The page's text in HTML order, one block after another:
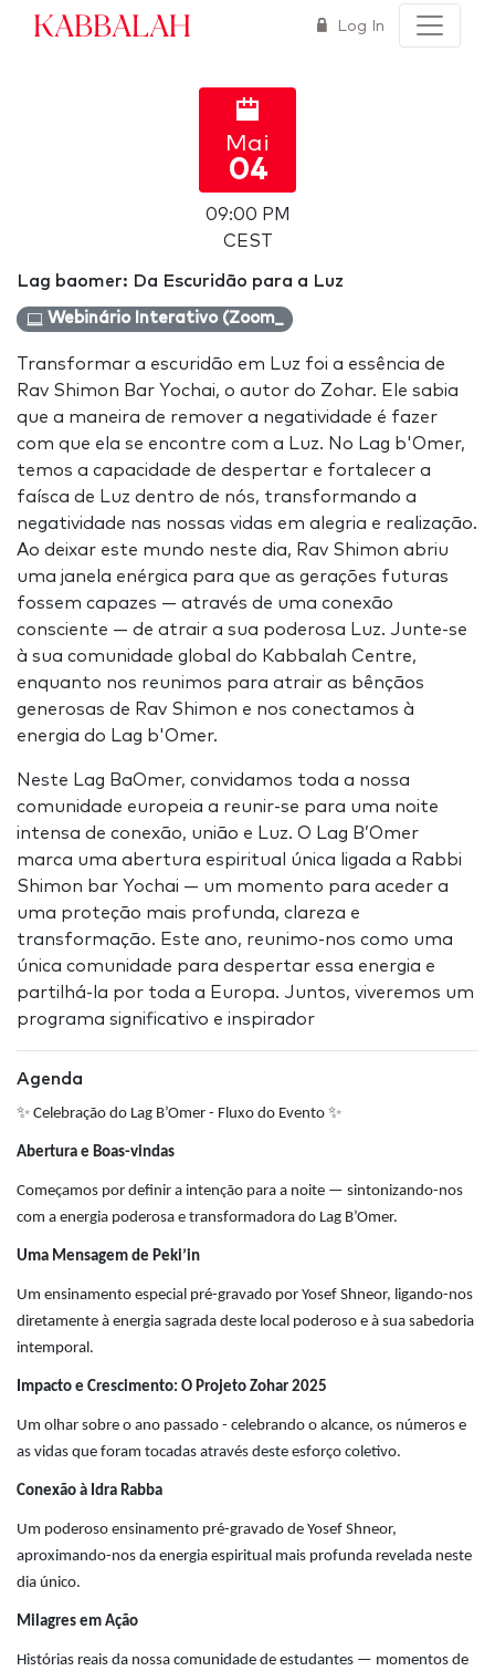
Kabbalah Log In
Mai
04
09:00 PM
CEST
Lag baomer: Da Escuridão para a Luz
Webinário Interativo (Zoom_
Transformar a escuridão em Luz foi a essência de
Rav Shimon Bar Yochai, o autor do Zohar. Ele sabia
que a maneira de remover a negatividade é fazer
com que ela se encontre com a Luz. No Lag b'Omer,
temos a capacidade de despertar e fortalecer a
faísca de Luz dentro de nós, transformando a
negatividade nas nossas vidas em alegria e realização.
Ao deixar este mundo neste dia, Rav Shimon abriu
uma janela enérgica para que as gerações futuras
fossem capazes — através de uma conexão
consciente — de atrair a sua poderosa Luz. Junte-se
à sua comunidade global do Kabbalah Centre,
enquanto nos reunimos para atrair as bênçãos
generosas de Rav Shimon e nos conectamos à
energia do Lag b'Omer.
Neste Lag BaOmer, convidamos toda a nossa
comunidade europeia a reunir-se para uma noite
intensa de conexão, união e Luz. O Lag B’Omer
marca uma abertura espiritual única ligada a Rabbi
Shimon bar Yochai — um momento para aceder a
uma proteção mais profunda, clareza e
transformação. Este ano, reunimo-nos como uma
única comunidade para despertar essa energia e
partilhá-la por toda a Europa. Juntos, viveremos um
programa significativo e inspirador
Agenda
✨ Celebração do Lag B’Omer - Fluxo do Evento ✨
Abertura e Boas-vindas
Começamos por definir a intenção para a noite — sintonizando-nos
com a energia poderosa e transformadora do Lag B’Omer.
Uma Mensagem de Peki’in
Um ensinamento especial pré-gravado por Yosef Shneor, ligando-nos
diretamente à energia sagrada deste local poderoso e à sua sabedoria
intemporal.
Impacto e Crescimento: O Projeto Zohar 2025
Um olhar sobre o ano passado - celebrando o alcance, os números e
as vidas que foram tocadas através deste esforço coletivo.
Conexão à Idra Rabba
Um poderoso ensinamento pré-gravado de Yosef Shneor,
aproximando-nos da energia espiritual mais profunda revelada neste
dia único.
Milagres em Ação
Histórias reais da nossa comunidade de estudantes — momentos de